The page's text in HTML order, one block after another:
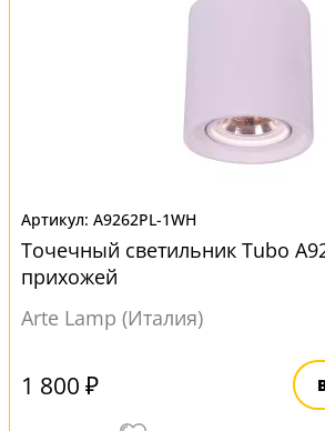
A9262PL-1WH
Точечный светильник Tubo
прихожей
Arte Lamp (Италия)
1 800 ₽